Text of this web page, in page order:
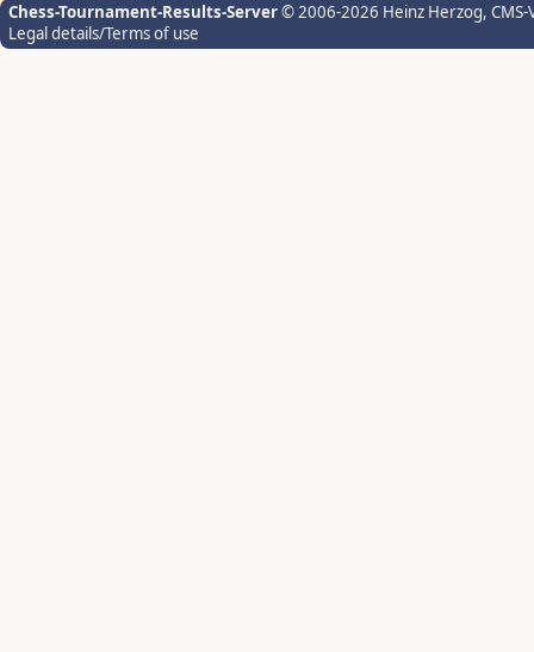
Chess-Tournament-Results-Server© 2006-2026 Heinz Herzog,
Legal details/Terms of use